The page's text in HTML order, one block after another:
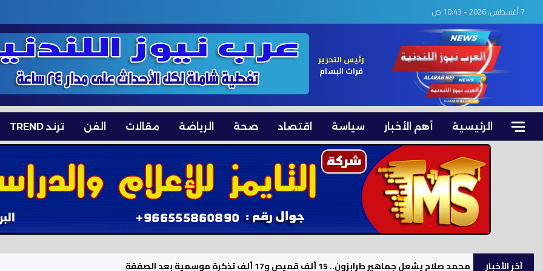
7 أغسطس، 2026 - 10:43 ص
رئيس التحرير
فرات البسام
الرئيسية أهم الأخبار سياسة اقتصاد صحة الرياضة مقالات الفن ترند TREND
آخر الأخبار محمد صلاح يشعل جماهير طرابزون.. 15 ألف قميص و17 ألف تذكرة موسمية بعد الصفقة